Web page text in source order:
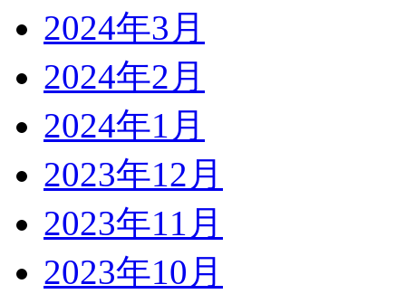
2024年3月
2024年2月
2024年1月
2023年12月
2023年11月
2023年10月